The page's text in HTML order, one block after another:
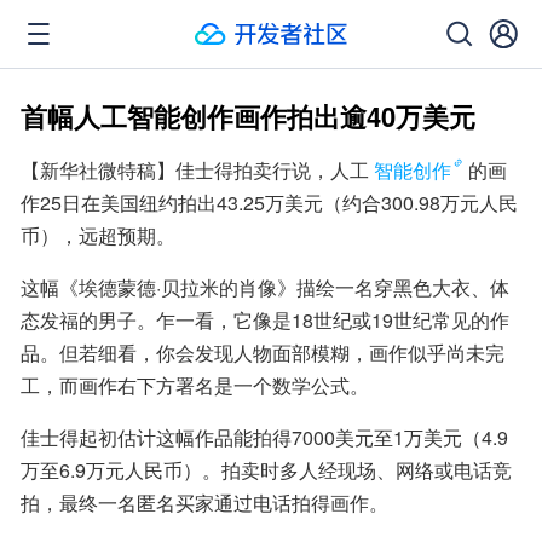
首幅人工智能创作画作拍出逾40万美元
【新华社微特稿】佳士得拍卖行说，人工 智能创作
的画
作25日在美国纽约拍出43.25万美元（约合300.98万元人民
币），远超预期。
这幅《埃德蒙德·贝拉米的肖像》描绘一名穿黑色大衣、体
态发福的男子。乍一看，它像是18世纪或19世纪常见的作
品。但若细看，你会发现人物面部模糊，画作似乎尚未完
工，而画作右下方署名是一个数学公式。
佳士得起初估计这幅作品能拍得7000美元至1万美元（4.9
万至6.9万元人民币）。拍卖时多人经现场、网络或电话竞
拍，最终一名匿名买家通过电话拍得画作。